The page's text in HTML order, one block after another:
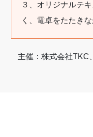
３、オリジナルテ
く、電卓をたたき
主催：株式会社TKC